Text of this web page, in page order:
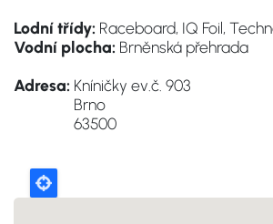
Lodní třídy: Raceboard, IQ Foil,
Vodní plocha: Brněnská přehrada
Adresa: Kníničky ev.č. 903
Brno
63500